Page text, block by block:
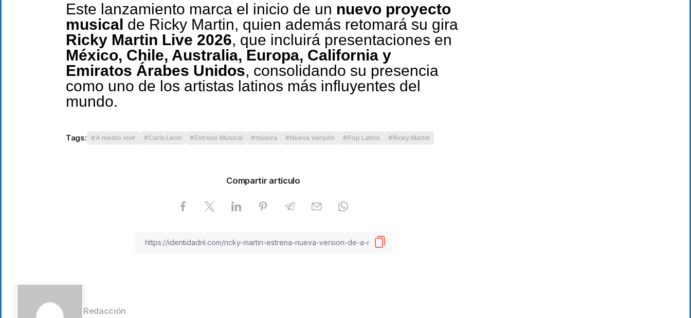
Este lanzamiento marca el inicio de un nuevo proyecto
musical de Ricky Martin, quien además retomará su gira
Ricky Martin Live 2026, que incluirá presentaciones en
México, Chile, Australia, Europa, California y
Emiratos Árabes Unidos, consolidando su presencia
como uno de los artistas latinos más influyentes del
mundo.
Tags: A medio vivir Carín León Estreno Musical música Nueva Versión Pop Latino Ricky Martin
Compartir artículo
Redacción